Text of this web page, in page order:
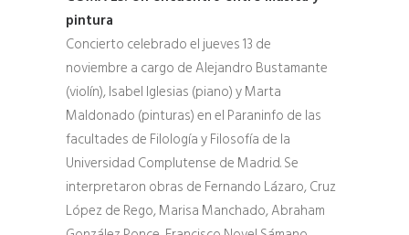
pintura
Concierto celebrado el jueves 13 de
noviembre a cargo de Alejandro Bustamante
(violín), Isabel Iglesias (piano) y Marta
Maldonado (pinturas) en el Paraninfo de las
facultades de Filología y Filosofía de la
Universidad Complutense de Madrid. Se
interpretaron obras de Fernando Lázaro, Cruz
López de Rego, Marisa Manchado, Abraham